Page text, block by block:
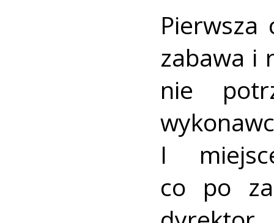
Pierwsza
zabawa i
nie
I
co po